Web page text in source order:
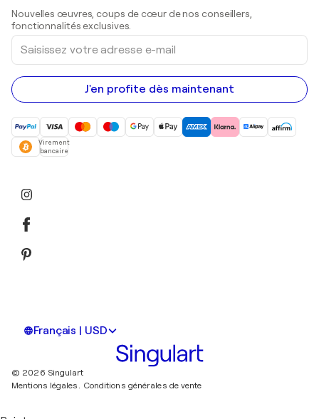
Peintures acryliques
Nouvelles œuvres, coups de cœur de nos conseillers,
fonctionnalités exclusives.
Saisissez
votre
adresse
e-
mail
J'en profite dès maintenant
Virement
bancaire
Français | USD
© 2026 Singulart
Mentions légales. Conditions générales de vente